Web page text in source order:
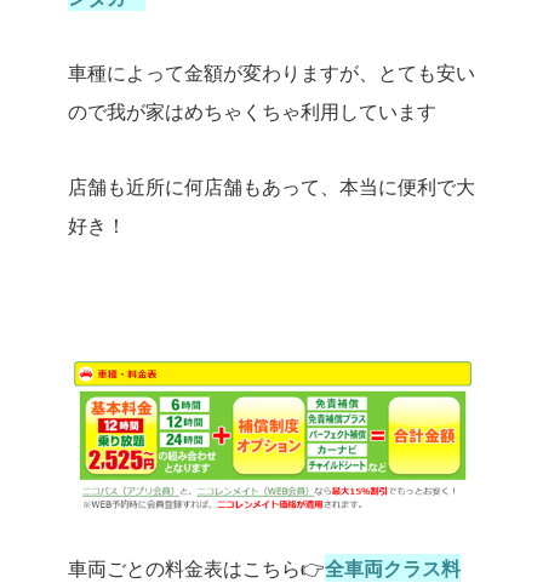
車種によって金額が変わりますが、とても安い
ので我が家はめちゃくちゃ利用しています
店舗も近所に何店舗もあって、本当に便利で大
好き！
車両ごとの料金表はこちら👉全車両クラス料